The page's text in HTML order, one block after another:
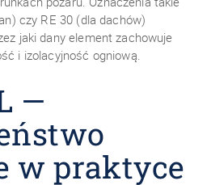
czy RE 30 (dla dachów)
jaki dany element zachowuje
i izolacyjność ogniową.
—
w praktyce